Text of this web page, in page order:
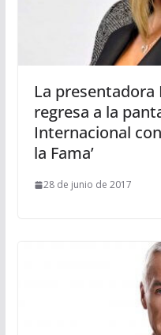
La presentadora
regresa a la
Internacional
la Fama’
28 de junio de 2017